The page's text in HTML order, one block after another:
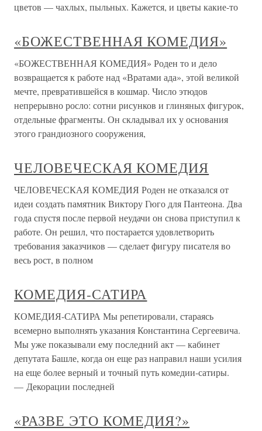
цветов — чахлых, пыльных. Кажется, и цветы какие-то
«БОЖЕСТВЕННАЯ КОМЕДИЯ»
«БОЖЕСТВЕННАЯ КОМЕДИЯ» Роден то и дело
возвращается к работе над «Вратами ада», этой великой
мечте, превратившейся в кошмар. Число этюдов
непрерывно росло: сотни рисунков и глиняных фигурок,
отдельные фрагменты. Он складывал их у основания
этого грандиозного сооружения,
ЧЕЛОВЕЧЕСКАЯ КОМЕДИЯ
ЧЕЛОВЕЧЕСКАЯ КОМЕДИЯ Роден не отказался от
идеи создать памятник Виктору Гюго для Пантеона. Два
года спустя после первой неудачи он снова приступил к
работе. Он решил, что постарается удовлетворить
требования заказчиков — сделает фигуру писателя во
весь рост, в полном
КОМЕДИЯ-САТИРА
КОМЕДИЯ-САТИРА Мы репетировали, стараясь
всемерно выполнять указания Константина Сергеевича.
Мы уже показывали ему последний акт — кабинет
депутата Башле, когда он еще раз направил наши усилия
на еще более верный и точный путь комедии-сатиры.
— Декорации последней
«РАЗВЕ ЭТО КОМЕДИЯ?»